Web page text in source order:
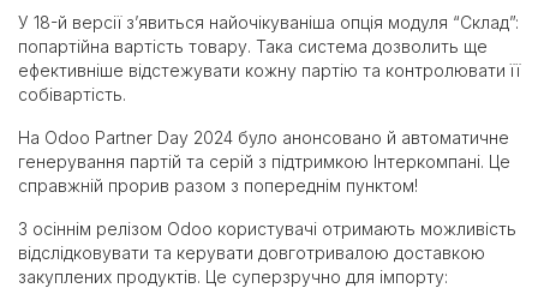
У 18-й версії з’явиться найочікуваніша опція модуля “Склад”:
попартійна вартість товару. Така система дозволить ще
ефективніше відстежувати кожну партію та контролювати її
собівартість.
На Odoo Partner Day 2024 було анонсовано й автоматичне
генерування партій та серій з підтримкою Інтеркомпані. Це
справжній прорив разом з попереднім пунктом!
З осіннім релізом Odoo користувачі отримають можливість
відслідковувати та керувати довготривалою доставкою
закуплених продуктів. Це суперзручно для імпорту: